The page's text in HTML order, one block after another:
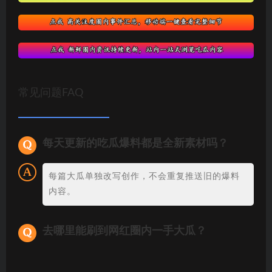
常见问题FAQ
每天更新的吃瓜爆料都是全新素材吗？
每篇大瓜单独改写创作，不会重复推送旧的爆料
内容。
去哪里能刷到网红圈内一手大瓜？